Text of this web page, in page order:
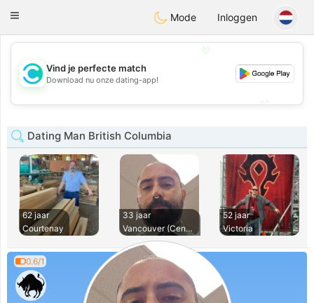
olombiaCitas
Toggle
Mode Inloggen
💖
💕
Vind je perfecte match
Download nu onze dating-app!
Dating Man British Columbia
62 jaar
Courtenay
33 jaar
Vancouver (Central
52 jaar
Victoria
0.6/1